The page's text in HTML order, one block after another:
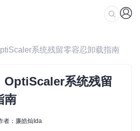
系统残留零容忍卸载指南
OptiScaler系统残留
南
者：廉皓灿Ida